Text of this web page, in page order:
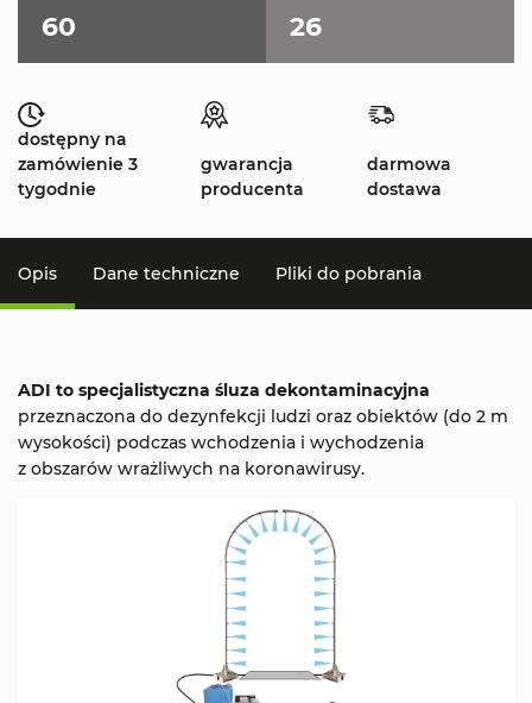
60 26
dostępny na
zamówienie 3
tygodnie
gwarancja
producenta
darmowa
dostawa
Opis Dane techniczne Pliki do pobrania
ADI to specjalistyczna śluza dekontaminacyjna
przeznaczona do dezynfekcji ludzi oraz obiektów (do 2 m
wysokości) podczas wchodzenia i wychodzenia
z obszarów wrażliwych na koronawirusy.